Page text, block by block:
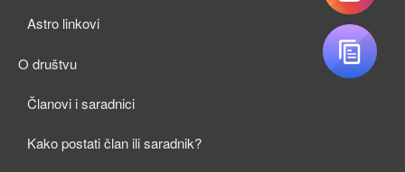
Astro linkovi
O društvu
Članovi i saradnici
Kako postati član ili saradnik?